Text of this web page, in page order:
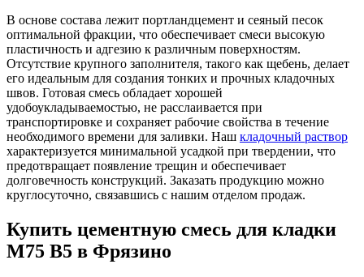
В основе состава лежит портландцемент и сеяный песок
оптимальной фракции, что обеспечивает смеси высокую
пластичность и адгезию к различным поверхностям.
Отсутствие крупного заполнителя, такого как щебень, делает
его идеальным для создания тонких и прочных кладочных
швов. Готовая смесь обладает хорошей
удобоукладываемостью, не расслаивается при
транспортировке и сохраняет рабочие свойства в течение
необходимого времени для заливки. Наш кладочный раствор
характеризуется минимальной усадкой при твердении, что
предотвращает появление трещин и обеспечивает
долговечность конструкций. Заказать продукцию можно
круглосуточно, связавшись с нашим отделом продаж.
Купить цементную смесь для кладки
М75 B5 в Фрязино